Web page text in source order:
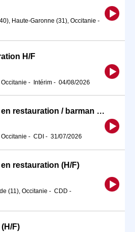
Haute-Garonne (31), Occitanie -
H/F
- Intérim - 04/08/2026
Serveur / Serveuse en restauration / barman H/F
- CDI - 31/07/2026
restauration (H/F)
(11), Occitanie - CDD -
F)